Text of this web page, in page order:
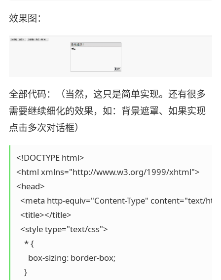
效果图：
全部代码：（当然，这只是简单实现。还有很多
需要继续细化的效果，如：背景遮罩、如果实现
点击多次对话框）
<!DOCTYPE html>
<html xmlns="http://www.w3.org/1999/xhtml">
<head>
<meta http-equiv="Content-Type" content="text/
  <title></title>
  <style type="text/css">
    * {
      box-sizing: border-box;
    }